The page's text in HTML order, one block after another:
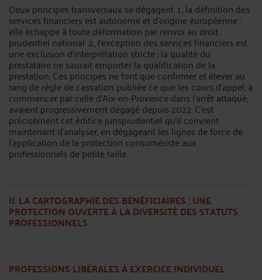
Deux principes transversaux se dégagent. 1., la définition des
services financiers est autonome et d’origine européenne :
elle échappe à toute déformation par renvoi au droit
prudentiel national. 2., l’exception des services financiers est
une exclusion d’interprétation stricte ; la qualité du
prestataire ne saurait emporter la qualification de la
prestation. Ces principes ne font que confirmer et élever au
rang de règle de cassation publiée ce que les cours d’appel, à
commencer par celle d’Aix-en-Provence dans l’arrêt attaqué,
avaient progressivement dégagé depuis 2022. C’est
précisément cet édifice jurisprudentiel qu’il convient
maintenant d’analyser, en dégageant les lignes de force de
l’application de la protection consumériste aux
professionnels de petite taille.
II. LA CARTOGRAPHIE DES BÉNÉFICIAIRES : UNE
PROTECTION OUVERTE À LA DIVERSITÉ DES STATUTS
PROFESSIONNELS
PROFESSIONS LIBÉRALES À EXERCICE INDIVIDUEL